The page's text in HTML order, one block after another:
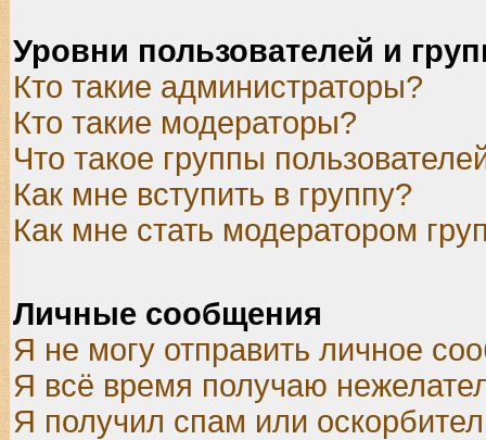
Уровни пользователей и
Кто такие администраторы?
Кто такие модераторы?
Что такое группы
Как мне вступить в группу?
Как мне стать модератором
Личные сообщения
Я не могу отправить личное
Я всё время получаю
Я получил спам или